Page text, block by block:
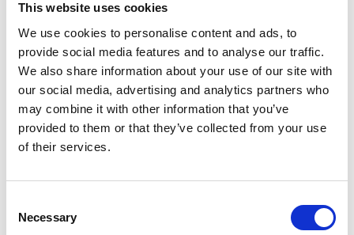
This website uses cookies
We use cookies to personalise content and ads, to
provide social media features and to analyse our traffic.
We also share information about your use of our site with
our social media, advertising and analytics partners who
may combine it with other information that you’ve
provided to them or that they’ve collected from your use
of their services.
Selection
Necessary
Voor 15:00 besteld,
zelfde werkdag verzonden
€59,95
In winkelwagen
Tre Ponti